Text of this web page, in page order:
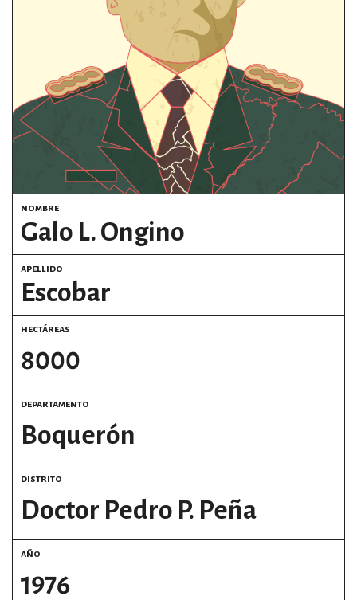
historia de las mujeres
patria contratista
plan del terror
consumo ilustrado
surti impreso
nombre
Galo L. Ongino
apellido
Escobar
hectáreas
8000
departamento
Boquerón
distrito
Doctor Pedro P. Peña
año
1976